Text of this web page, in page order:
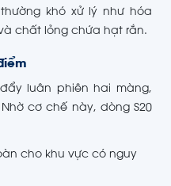
khó xử lý như hóa
chất lỏng chứa hạt rắn.
luân phiên hai màng,
cơ chế này, dòng S20
cho khu vực có nguy